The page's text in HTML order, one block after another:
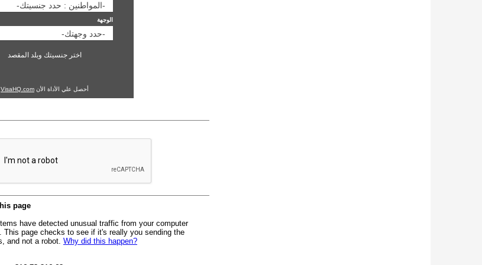
-المواطنين : حدد جنسيتك-
الوجهة
-حدد وجهتك-
اختر جنسيتك وبلد المقصد
أحصل علي الأداة الأن VisaHQ.com